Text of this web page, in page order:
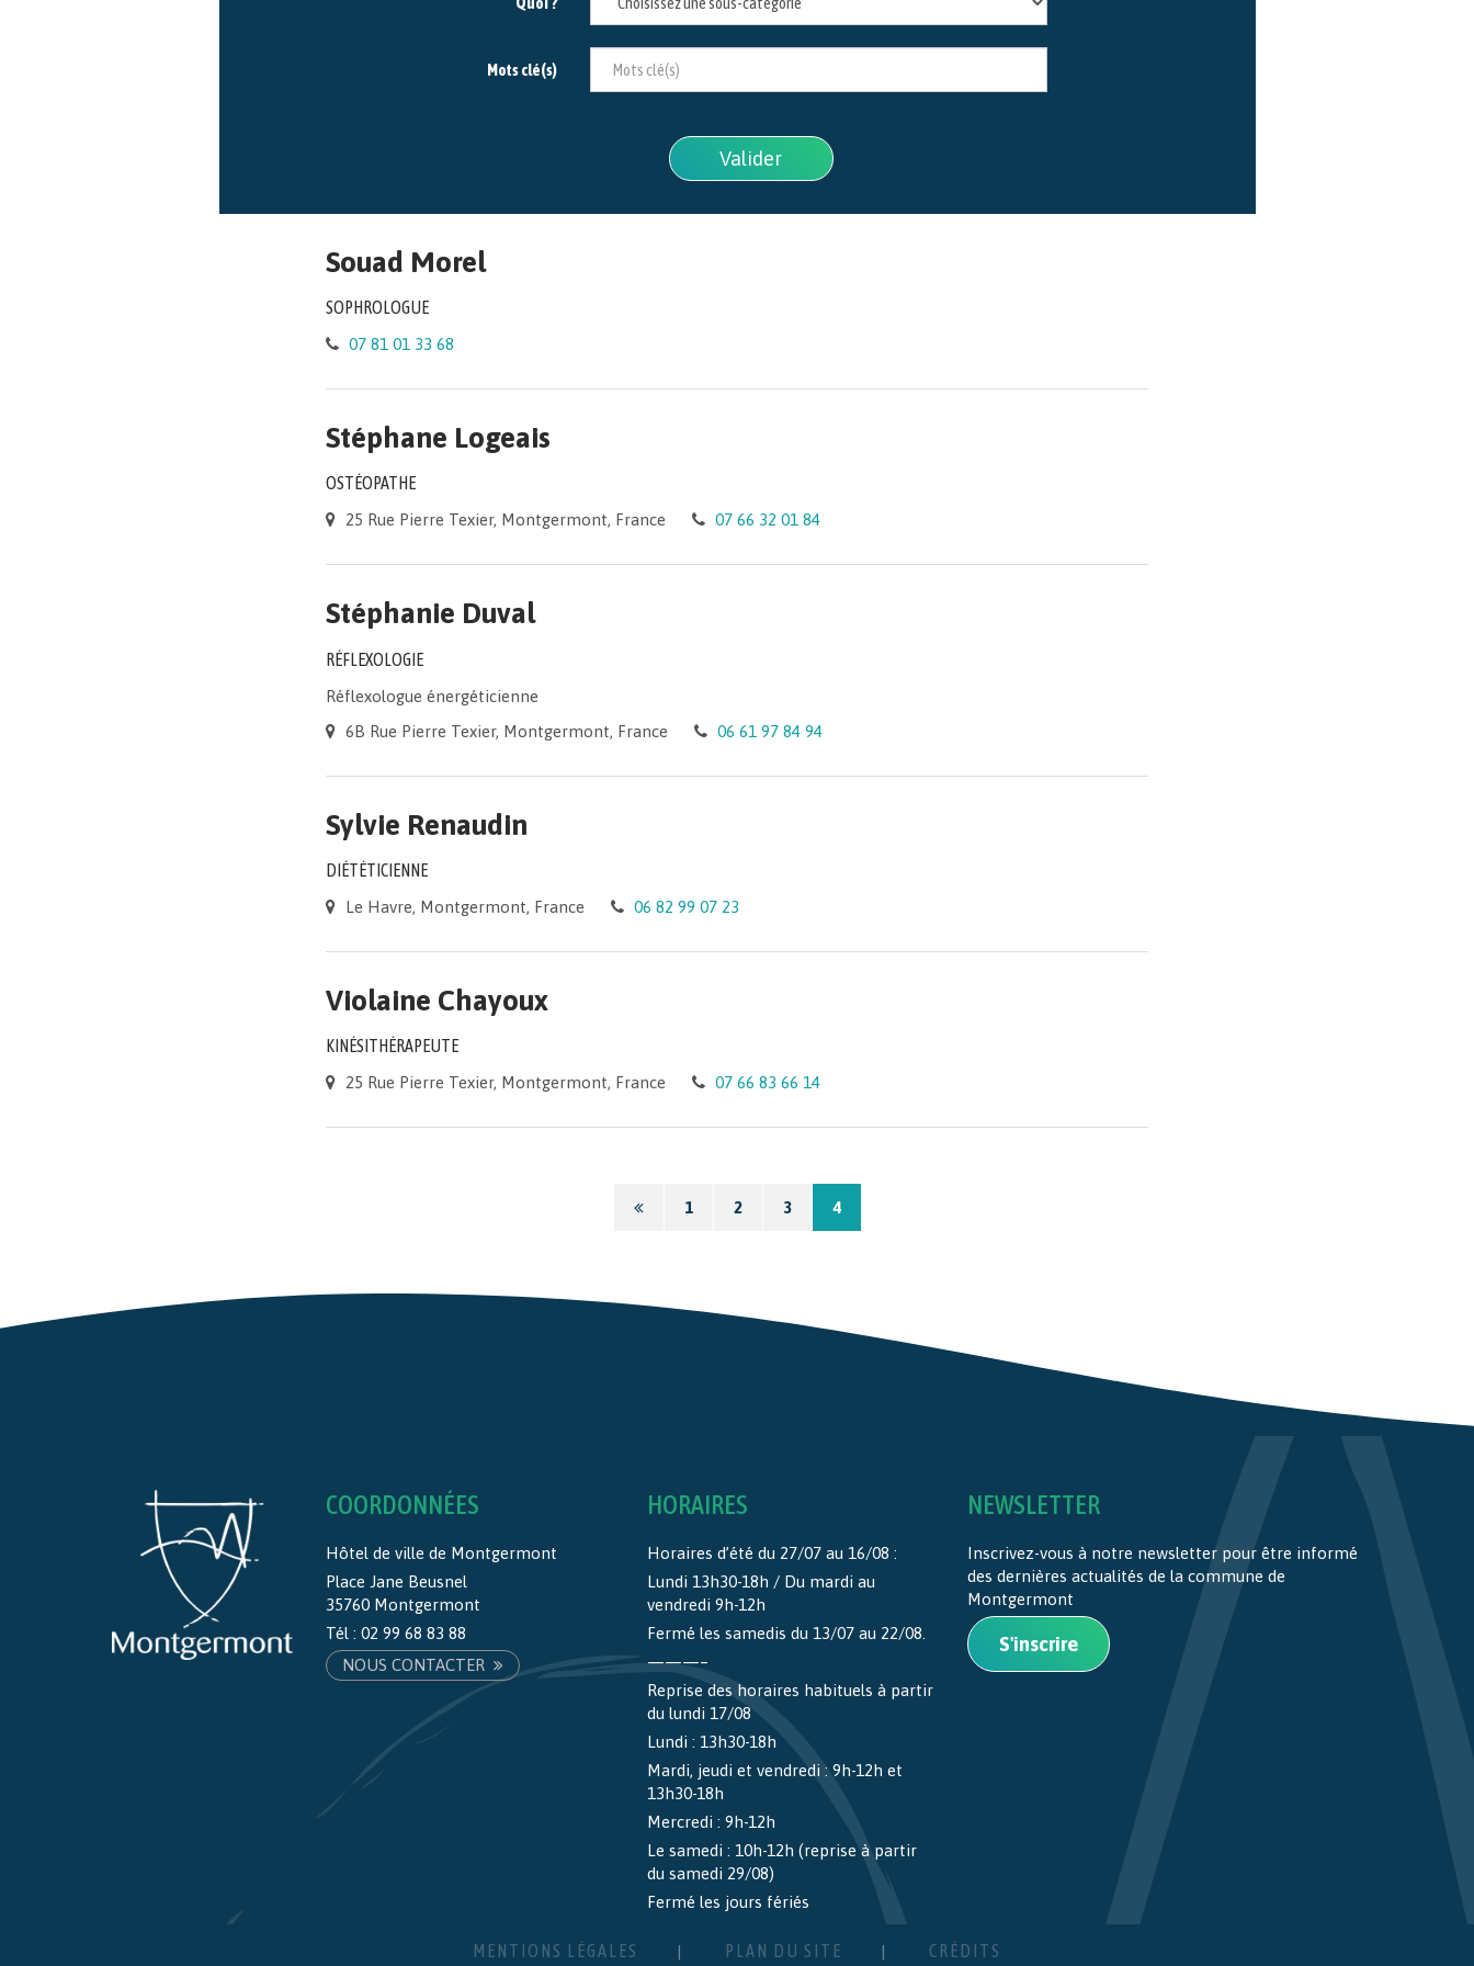
Mots clé(s)
Valider
Souad Morel
SOPHROLOGUE
07 81 01 33 68
Stéphane Logeais
OSTÉOPATHE
25 Rue Pierre Texier, Montgermont, France 07 66 32 01 84
Stéphanie Duval
RÉFLEXOLOGIE
Réflexologue énergéticienne
6B Rue Pierre Texier, Montgermont, France
06 61 97 84 94
Sylvie Renaudin
DIÉTÉTICIENNE
Le Havre, Montgermont, France 06 82 99 07 23
Violaine Chayoux
KINÉSITHÉRAPEUTE
25 Rue Pierre Texier, Montgermont, France 07 66 83 66 14
Page
1 2 3 4
COORDONNÉES
Hôtel de ville de Montgermont
Place Jane Beusnel
35760 Montgermont
Tél : 02 99 68 83 88
NOUS CONTACTER
HORAIRES
Horaires d’été du 27/07 au 16/08 :
Lundi 13h30-18h / Du mardi au
vendredi 9h-12h
Fermé les samedis du 13/07 au 22/08.
———–
Reprise des horaires habituels à partir
du lundi 17/08
Lundi : 13h30-18h
Mardi, jeudi et vendredi : 9h-12h et
13h30-18h
Mercredi : 9h-12h
Le samedi : 10h-12h (reprise à partir
du samedi 29/08)
Fermé les jours fériés
NEWSLETTER
Inscrivez-vous à notre newsletter pour être informé
des dernières actualités de la commune de
Montgermont
S'inscrire
MENTIONS LÉGALES PLAN DU SITE CRÉDITS